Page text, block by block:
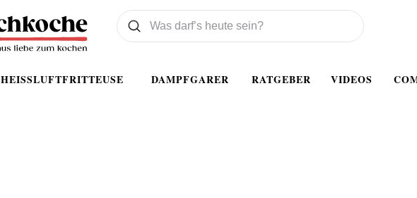
HEISSLUFTFRITTEUSE DAMPFGARER RATGEBER VIDEOS
Was wollen Sie suchen
Suchen